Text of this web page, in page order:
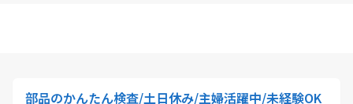
部品のかんたん検査/土日休み/主婦活躍中/未経験OK